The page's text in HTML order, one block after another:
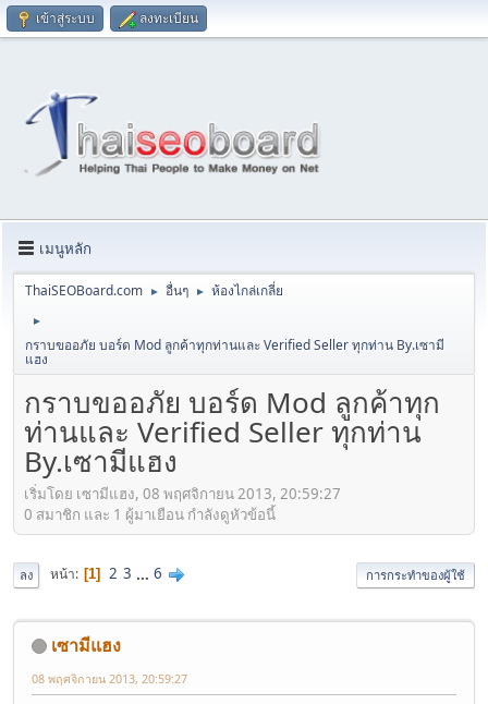
เข้าสู่ระบบ ลงทะเบียน
เมนูหลัก
ThaiSEOBoard.com ► อื่นๆ ► ห้องไกล่เกลี่ย
►
กราบขออภัย บอร์ด Mod ลูกค้าทุกท่านและ Verified Seller ทุกท่าน By.เซามี
แฮง
กราบขออภัย บอร์ด Mod ลูกค้าทุก
ท่านและ Verified Seller ทุกท่าน
By.เซามีแฮง
เริ่มโดย เซามีแฮง, 08 พฤศจิกายน 2013, 20:59:27
0 สมาชิก และ 1 ผู้มาเยือน กำลังดูหัวข้อนี้
ลง หน้า 1 2 3 ... 6 การกระทำของผู้ใช้
เซามีแฮง
08 พฤศจิกายน 2013, 20:59:27